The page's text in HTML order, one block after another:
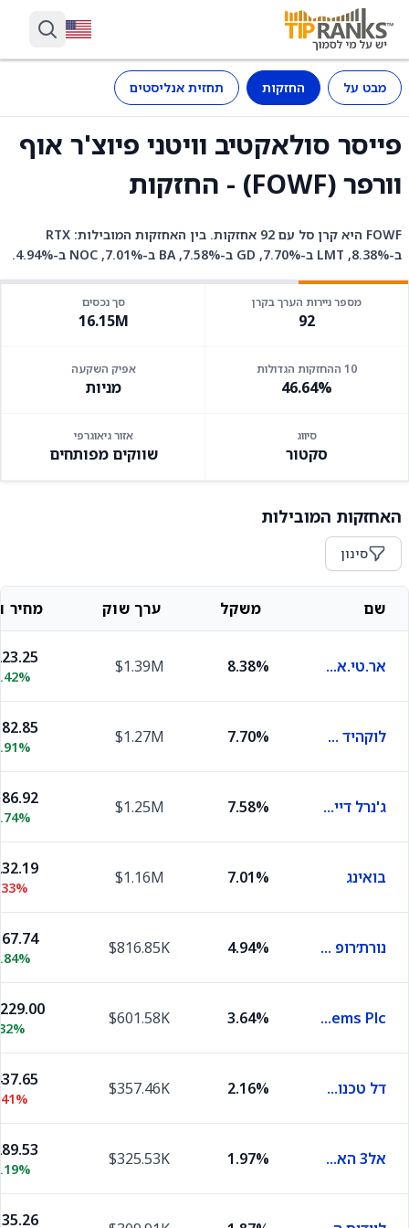
מבט על החזקות תחזית אנליסטים
פייסר סולאקטיב וויטני פיוצ'ר אוף
וורפר (FOWF) - החזקות
FOWF היא קרן סל עם 92 אחזקות. בין האחזקות המובילות: RTX
ב-8.38%, LMT ב-7.70%, GD ב-7.58%, BA ב-7.01%, NOC ב-4.94%.
מספר ניירות הערך בקרן
92
סך נכסים
16.15M
10 ההחזקות הגדולות
46.64%
אפיק השקעה
מניות
סיווג
סקטור
אזור גיאוגרפי
שווקים מפותחים
האחזקות המובילות
סינון
שם משקל ערך שוק מחיר
אר.טי.אקס. 8.38%
$1.39M
לוקהיד מרטין 7.70%
$1.27M
ג'נרל דיינמיקס 7.58%
$1.25M
בואינג 7.01%
$1.16M
נורת׳רופ גרומן 4.94%
$816.85K
Bae Systems Plc
3.64%
$601.58K
דל טכנולוג'יז 2.16%
$357.46K
אל3 האריס טכנולוג'יז 1.97%
$325.53K